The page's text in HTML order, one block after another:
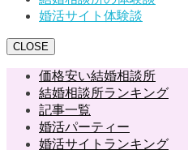
婚活サイト体験談
CLOSE
価格安い結婚相談所
結婚相談所ランキング
記事一覧
婚活パーティー
婚活サイトランキング